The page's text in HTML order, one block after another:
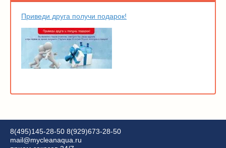
Приведи друга получи подарок!
8(495)145-28-50 8(929)673-28-50
mail@mycleanaqua.ru